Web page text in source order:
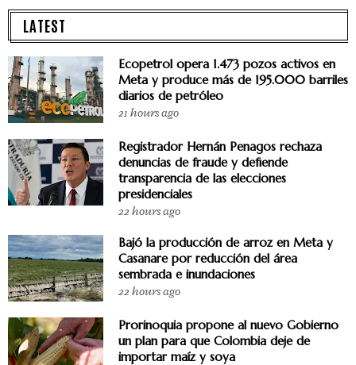
LATEST
Ecopetrol opera 1.473 pozos activos en
Meta y produce más de 195.000 barriles
diarios de petróleo
21 hours ago
Registrador Hernán Penagos rechaza
denuncias de fraude y defiende
transparencia de las elecciones
presidenciales
22 hours ago
Bajó la producción de arroz en Meta y
Casanare por reducción del área
sembrada e inundaciones
22 hours ago
Prorinoquia propone al nuevo Gobierno
un plan para que Colombia deje de
importar maíz y soya